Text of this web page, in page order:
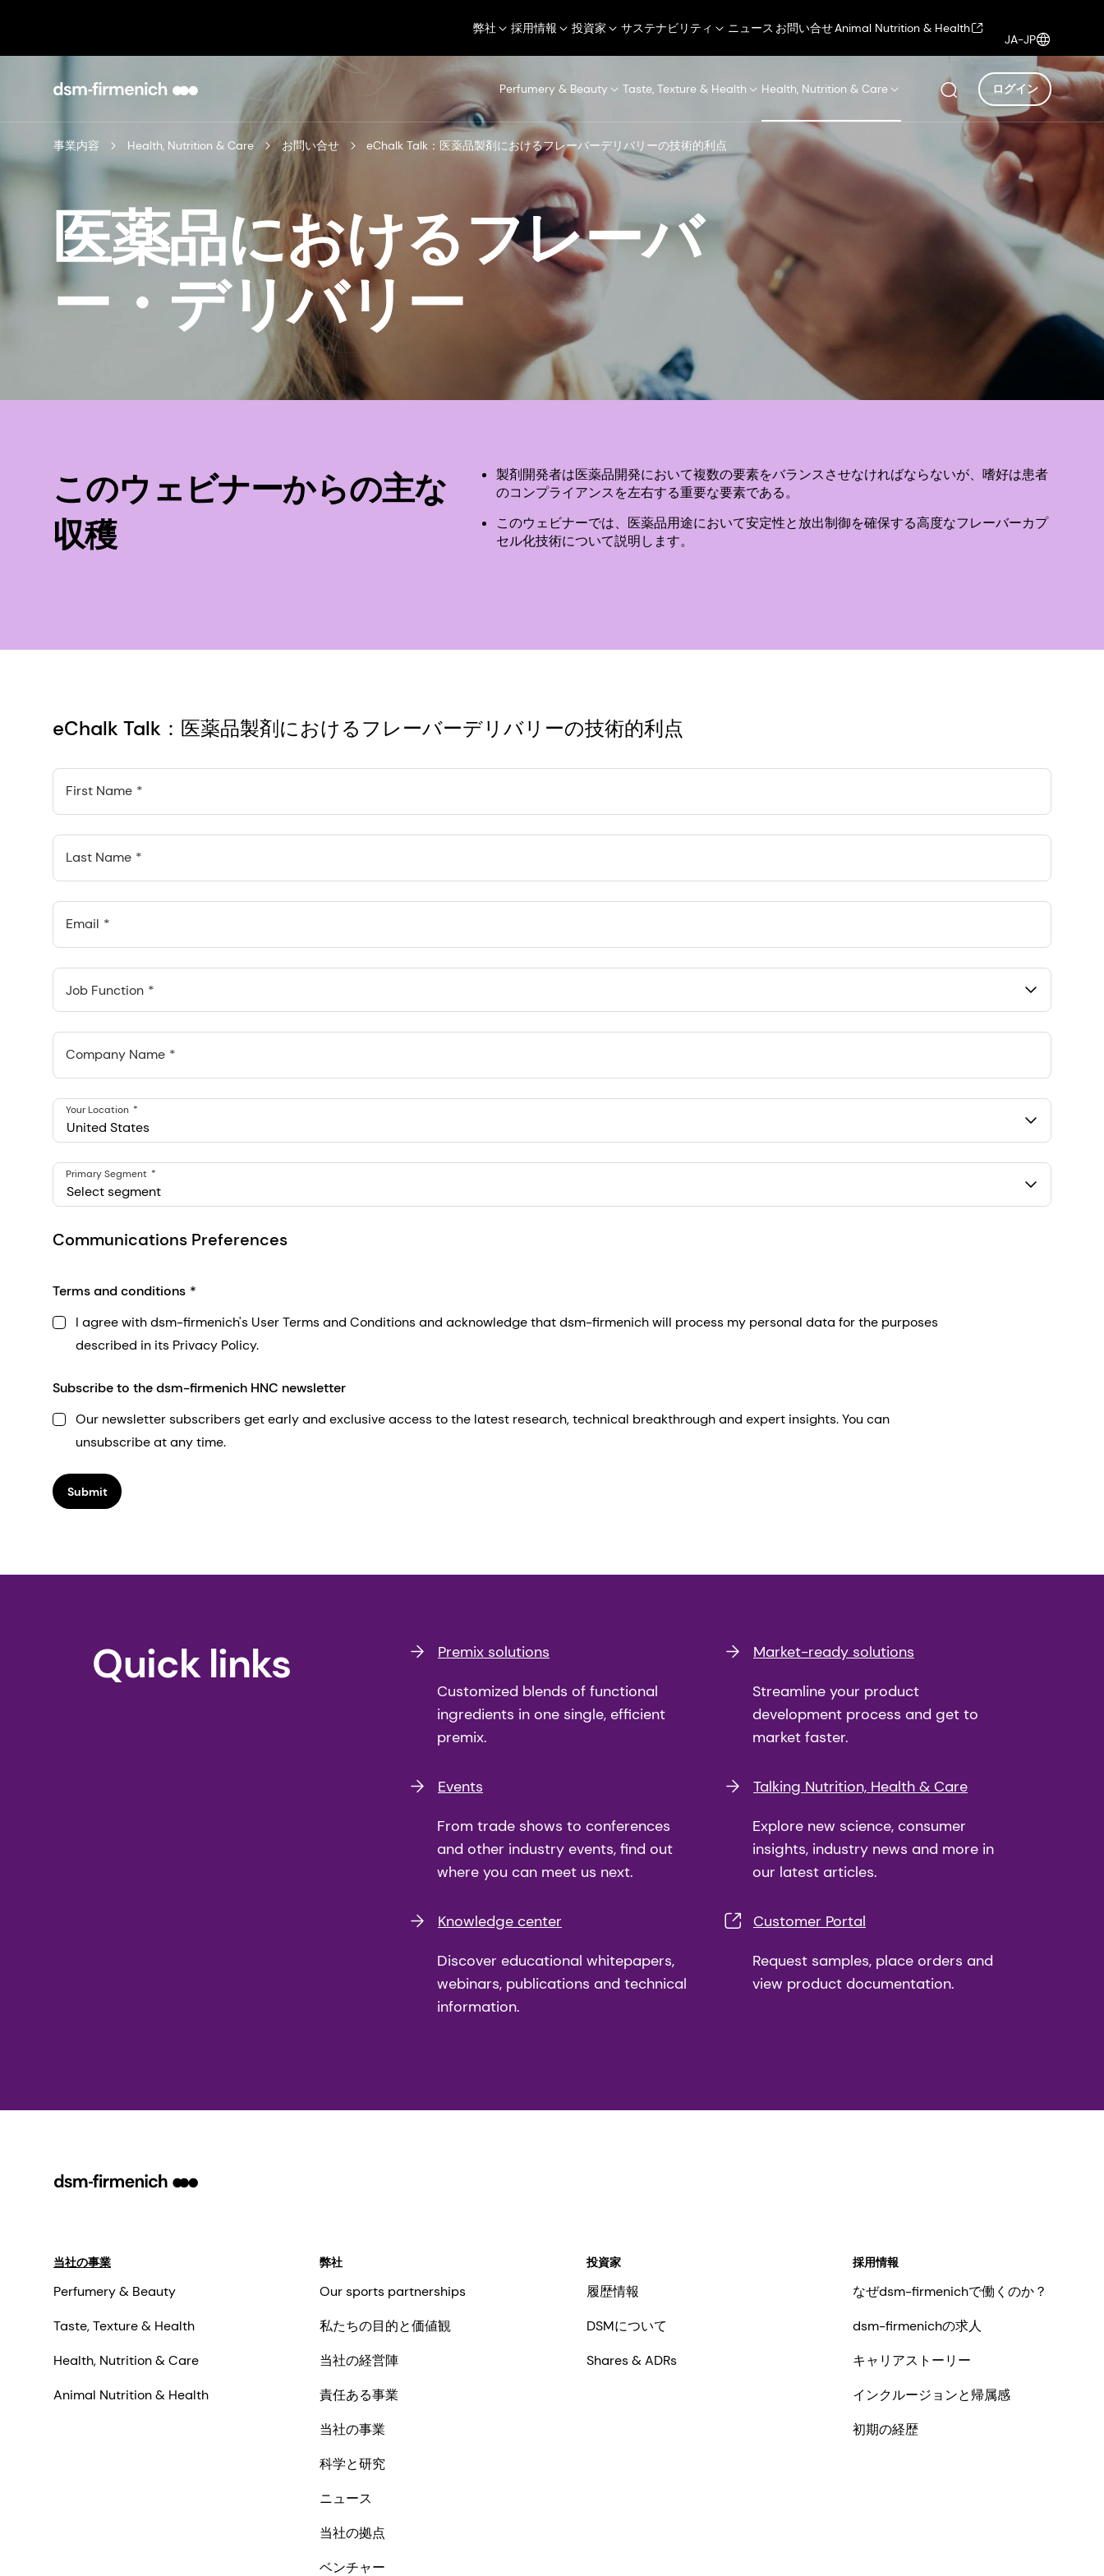
弊社 採用情報 投資家 サステナビリティ ニュース お問い合せAnimal Nutrition & Health
JA-JP
Perfumery & Beauty Taste, Texture & Health Health, Nutrition & Care ログイン
事業内容 Health, Nutrition & Care お問い合せ eChalk Talk：医薬品製剤におけるフレーバーデリバリーの技術的利点
医薬品におけるフレーバ
ー・デリバリー
このウェビナーからの主な
収穫
製剤開発者は医薬品開発において複数の要素をバランスさせなければならないが、嗜好は患者
のコンプライアンスを左右する重要な要素である。
このウェビナーでは、医薬品用途において安定性と放出制御を確保する高度なフレーバーカプ
セル化技術について説明します。
eChalk Talk：医薬品製剤におけるフレーバーデリバリーの技術的利点
First Name
Last Name
Email
Job Function
Company Name
United States
Your Location
Select segment
Primary Segment
Communications Preferences
Terms and conditions
I agree with dsm-firmenich's User Terms and Conditions and acknowledge that dsm-firmenich will process my personal data for the purposes
described in its Privacy Policy.
Subscribe to the dsm-firmenich HNC newsletter
Our newsletter subscribers get early and exclusive access to the latest research, technical breakthrough and expert insights. You can
unsubscribe at any time.
Submit
Quick links
Premix solutions
Customized blends of functional
ingredients in one single, efficient
premix.
Market-ready solutions
Streamline your product
development process and get to
market faster.
Events
From trade shows to conferences
and other industry events, find out
where you can meet us next.
Talking Nutrition, Health & Care
Explore new science, consumer
insights, industry news and more in
our latest articles.
Knowledge center
Discover educational whitepapers,
webinars, publications and technical
information.
Customer Portal
Request samples, place orders and
view product documentation.
当社の事業
Perfumery & Beauty
Taste, Texture & Health
Health, Nutrition & Care
Animal Nutrition & Health
弊社
Our sports partnerships
私たちの目的と価値観
当社の経営陣
責任ある事業
当社の事業
科学と研究
ニュース
当社の拠点
ベンチャー
投資家
履歴情報
DSMについて
Shares & ADRs
採用情報
なぜdsm-firmenichで働くのか？
dsm-firmenichの求人
キャリアストーリー
インクルージョンと帰属感
初期の経歴